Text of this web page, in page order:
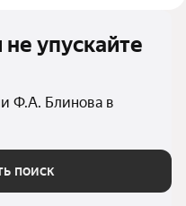
упускайте
Ф.А. Блинова в
поиск